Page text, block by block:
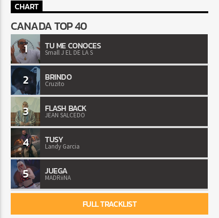
CHART
CANADA TOP 40
1 TU ME CONOCES
Small J EL DE LA S
2 BRINDO
Cruzito
3 FLASH BACK
JEAN SALCEDO
4 TUSY
Landy Garcia
5 JUEGA
MADRiiNA
FULL TRACKLIST